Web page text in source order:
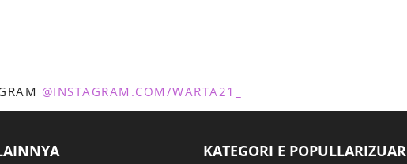
@INSTAGRAM.COM/WARTA21_
KATEGORI E POPULLARIZUAR